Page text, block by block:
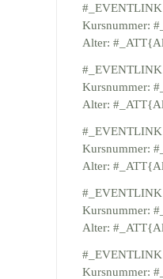
#_EVENTLINK
Kursnummer:
Alter:
#_EVENTLINK
Kursnummer:
Alter:
#_EVENTLINK
Kursnummer:
Alter:
#_EVENTLINK
Kursnummer:
Alter:
#_EVENTLINK
Kursnummer: